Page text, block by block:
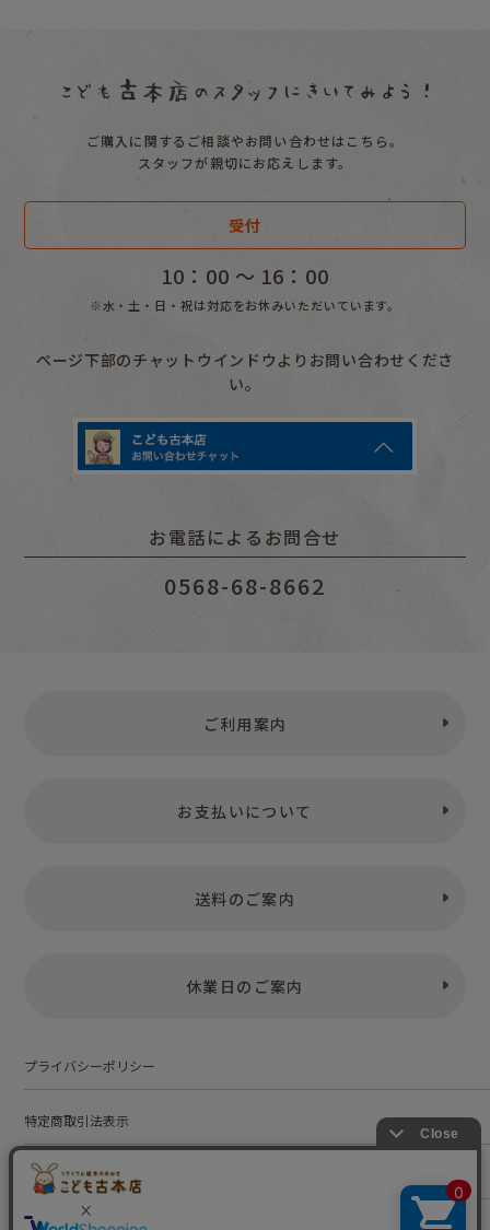
ご購入に関するご相談やお問い合わせはこちら。
スタッフが親切にお応えします。
受付
10：00 〜 16：00
※水・土・日・祝は対応をお休みいただいています。
ページ下部のチャットウインドウよりお問い合わせくださ
い。
お電話によるお問合せ
0568-68-8662
ご利用案内
お支払いについて
送料のご案内
休業日のご案内
プライバシーポリシー
特定商取引法表示
お問い合わせ